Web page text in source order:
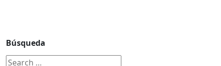
Búsqueda